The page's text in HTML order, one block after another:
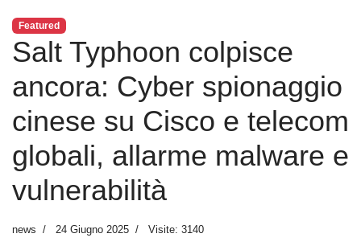
Featured
Salt Typhoon colpisce
ancora: Cyber spionaggio
cinese su Cisco e telecom
globali, allarme malware e
vulnerabilità
news 24 Giugno 2025 Visite: 3140